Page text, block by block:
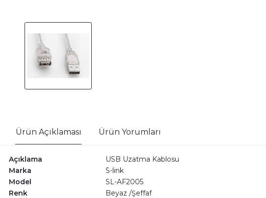
Ürün Açıklaması Ürün Yorumları
Açıklama
USB Uzatma Kablosu
Marka
S-link
Model
SL-AF2005
Renk
Beyaz /Şeffaf